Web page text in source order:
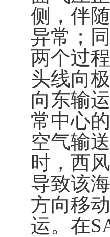
侧，伴
异常；
两个过
头线向
向东输
常中心
空气输
时，西
导致该
方向移
运。在